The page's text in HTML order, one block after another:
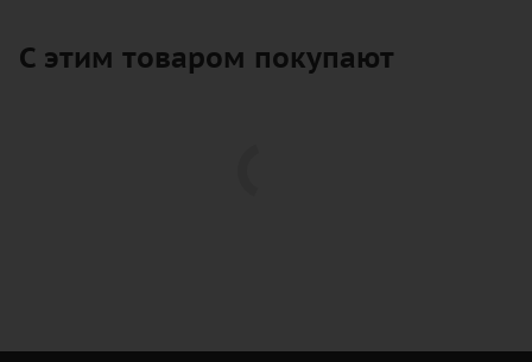
С этим товаром покупают